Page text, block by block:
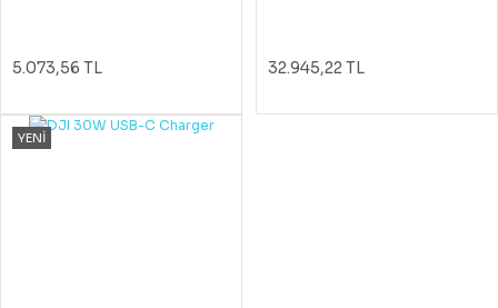
5.073,56 TL 32.945,22 TL
YENİ